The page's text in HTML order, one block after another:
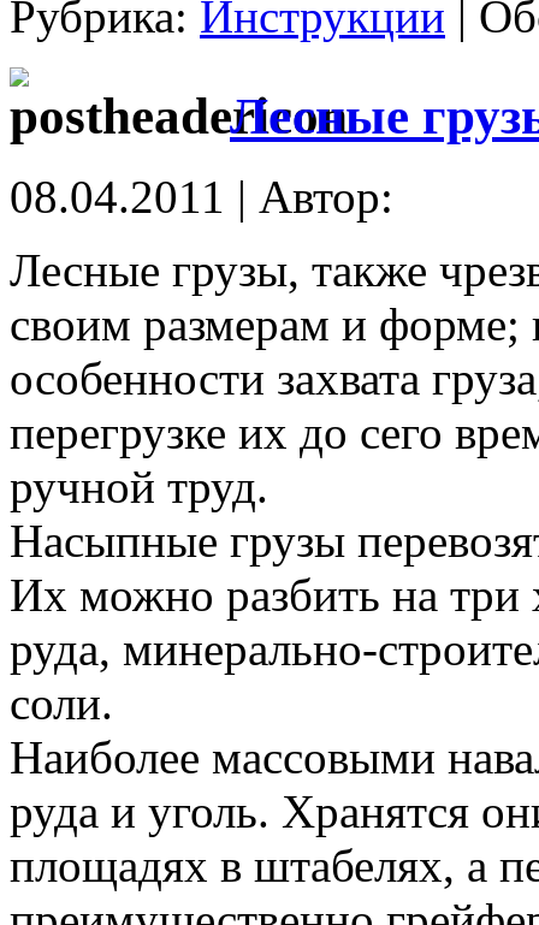
Рубрика: Инструкции
Лесные
08.04.2011 | Автор:
Лесные грузы, также
своим размерам и форме;
особенности захвата
перегрузке их до сего
ручной труд.
Насыпные грузы
Их можно разбить на три
руда, минерально-
соли.
Наиболее массовыми
руда и уголь. Хранятся
площадях в штабелях, а